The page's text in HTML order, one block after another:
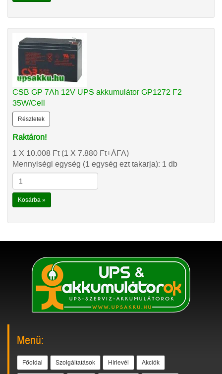
CSB GP 7Ah 12V UPS akkumulátor GP1272 F2
35W/Cell
Részletek
Raktáron!
1 X 10.008 Ft(1 X 7.880 Ft+ÁFA)
Mennyiségi egység (1 egység ezt takarja): 1 db
Kosárba »
Menü:
Főoldal Szolgáltatások Hírlevél Akciók